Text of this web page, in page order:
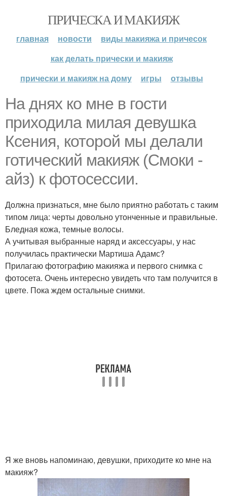
ПРИЧЕСКА И МАКИЯЖ
главная новости
виды макияжа и причесок
как делать прически и макияж
прически и макияж на дому
игры отзывы
На днях ко мне в гости
приходила милая девушка
Ксения, которой мы делали
готический макияж (Смоки -
айз) к фотосессии.
Должна признаться, мне было приятно работать с таким
типом лица: черты довольно утонченные и правильные.
Бледная кожа, темные волосы.
А учитывая выбранные наряд и аксессуары, у нас
получилась практически Мартиша Адамс?
Прилагаю фотографию макияжа и первого снимка с
фотосета. Очень интересно увидеть что там получится в
цвете. Пока ждем остальные снимки.
Я же вновь напоминаю, девушки, приходите ко мне на
макияж?